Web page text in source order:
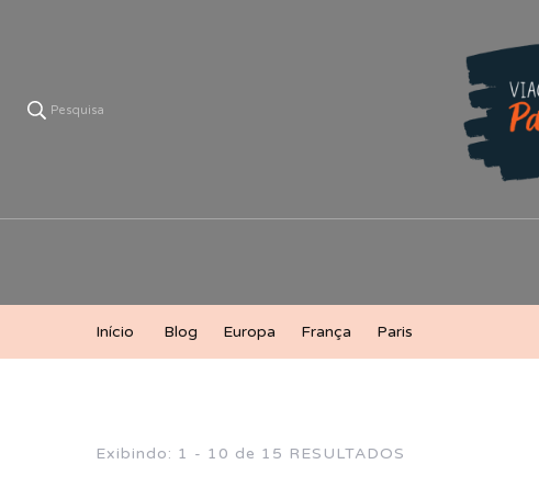
Pesquisa
Início Blog Europa França Paris
Exibindo: 1 - 10 de 15 RESULTADOS